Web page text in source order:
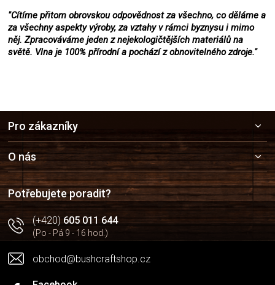
"Cítíme přitom obrovskou odpovědnost za všechno, co děláme a
za všechny aspekty výroby, za vztahy v rámci byznysu i mimo
něj. Zpracováváme jeden z nejekologičtějších materiálů na
světě. Vlna je 100% přírodní a pochází z obnovitelného zdroje."
a
t
í
Pro zákazníky
O nás
Potřebujete poradit?
(+420)605 011 644
(Po - Pá 9 - 16 hod.)
obchod@bushcraftshop.cz